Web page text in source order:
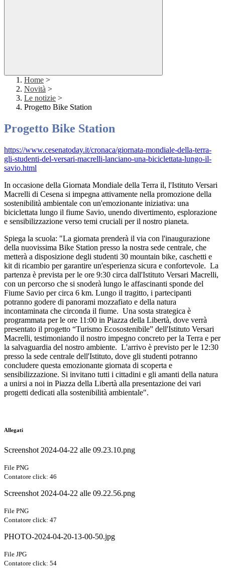
Home >
Novità >
Le notizie >
Progetto Bike Station
Progetto Bike Station
https://www.cesenatoday.it/cronaca/giornata-mondiale-della-terra-
gli-studenti-del-versari-macrelli-lanciano-una-biciclettata-lungo-il-
savio.html
In occasione della Giornata Mondiale della Terra il, l'Istituto Versari
Macrelli di Cesena si impegna attivamente nella promozione della
sostenibilità ambientale con un'emozionante iniziativa: una
biciclettata lungo il fiume Savio, unendo divertimento, esplorazione
e sensibilizzazione verso temi cruciali per il nostro pianeta.
Spiega la scuola: "La giornata prenderà il via con l'inaugurazione
della nuovissima Bike Station presso la nostra sede centrale, che
metterà a disposizione degli studenti 30 mountain bike, caschetti e
kit di ricambio per garantire un'esperienza sicura e confortevole. La
partenza è prevista per le ore 9:30 circa dall'Istituto Versari Macrelli,
con un percorso che si snoderà lungo le affascinanti sponde del
Fiume Savio per circa 6 km. Lungo il tragitto, i partecipanti
potranno godere di panorami mozzafiato e della natura
incontaminata che circonda il fiume. Una sosta strategica è
programmata per le ore 11:00 in Piazza della Libertà, dove verrà
presentato il progetto “Turismo Ecosostenibile” dell'Istituto Versari
Macrelli, testimoniando il nostro impegno concreto per la Terra e per
la salvaguardia del nostro ambiente. L'arrivo è previsto per le 12:30
presso la sede centrale dell'Istituto, dove gli studenti potranno
concludere questa emozionante giornata di scoperta e
sensibilizzazione. Si invitano tutti i cittadini e gli amanti della natura
a unirsi a noi in Piazza della Libertà alla presentazione dei vari
progetti dedicati alla sostenibilità ambientale".
Allegati
Screenshot 2024-04-22 alle 09.23.10.png
File PNG
Contatore click: 46
Screenshot 2024-04-22 alle 09.22.56.png
File PNG
Contatore click: 47
PHOTO-2024-04-20-13-00-50.jpg
File JPG
Contatore click: 54